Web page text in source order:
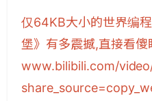
仅64KB大小的世界编
堡》有多震撼,直接看傻
www.bilibili.com/